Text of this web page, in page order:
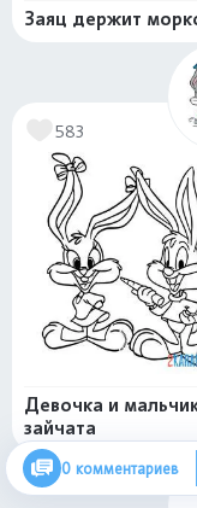
Заяц держит
583
Девочка и
зайчата
0 комментариев